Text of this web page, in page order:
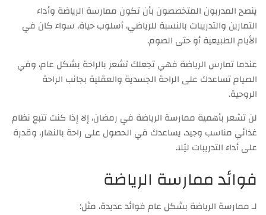
ينصح المدربون المتخصصون بأن تكون ممارسة الرياضة وأداء
التمارين والتدريبات بالنسبة للرياضي، أسلوب حياة، سواء كان في
الأيام الطبيعية أو حتى الصوم.
عندما تمارس الرياضة فهي تجعلك تشعر بالراحة بشكل عام، وفي
الصيام تساعدك على الراحة الجسدية والعقلية بجانب الراحة
الروحية.
لن تشعر بأهمية ممارسة الرياضة في رمضان، إلا إذا كنت تتبع نظام
غذائي مناسب وجيد، يساعدك في الحصول على راحة بالنهار، وقدرة
على أداء التدريبات ليًلا.
فوائد ممارسة الرياضة
لـ ممارسة الرياضة بشكل عام فوائد عديدة، مثل: